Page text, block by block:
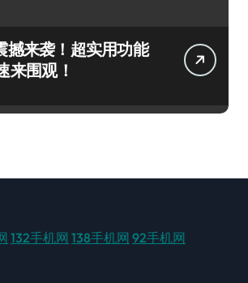
撼来袭！超实用功能
来围观！
132手机网 138手机网 92手机网